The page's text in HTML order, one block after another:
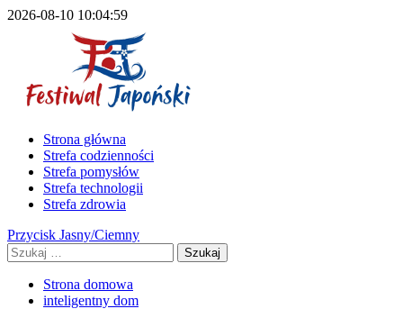
Przejdź
2026-08-10 10:04:59
Menu
główne
Strona główna
Strefa codzienności
Strefa pomysłów
Strefa technologii
Strefa zdrowia
Przycisk Jasny/Ciemny
Szukaj:
Strona domowa
inteligentny dom